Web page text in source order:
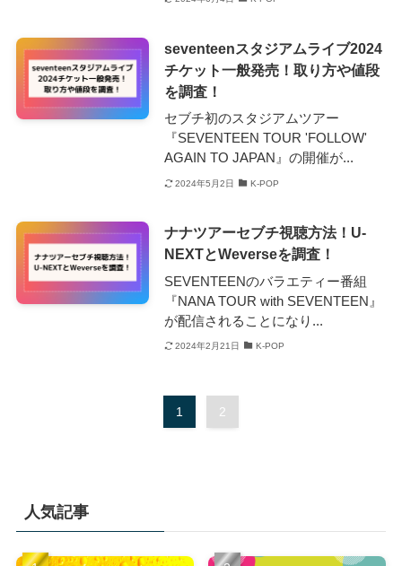
seventeenスタジアムライブ2024
チケット一般発売！取り方や値段
を調査！
セブチ初のスタジアムツアー
『SEVENTEEN TOUR 'FOLLOW'
AGAIN TO JAPAN』の開催が...
2024年5月2日 K-POP
ナナツアーセブチ視聴方法！U-
NEXTとWeverseを調査！
SEVENTEENのバラエティー番組
『NANA TOUR with SEVENTEEN』
が配信されることになり...
2024年2月21日 K-POP
1 2
人気記事